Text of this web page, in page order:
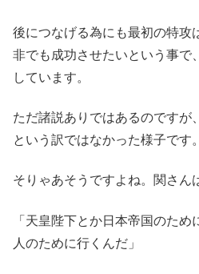
後につなげる為にも最初の特攻
非でも成功させたいという事で
しています。
ただ諸説ありではあるのですが
という訳ではなかった様子です。
そりゃあそうですよね。関さん
「天皇陛下とか日本帝国のた
人のために行くんだ」